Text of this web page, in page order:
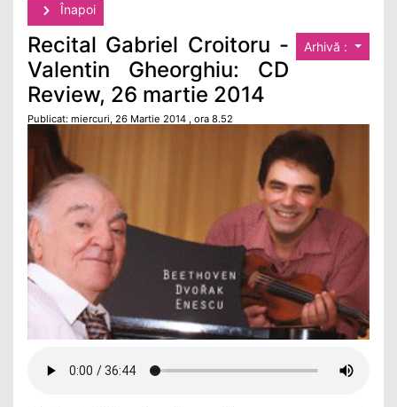
Înapoi
Arhivă :
Recital Gabriel Croitoru -
Valentin Gheorghiu: CD
Review, 26 martie 2014
Publicat: miercuri, 26 Martie 2014 , ora 8.52